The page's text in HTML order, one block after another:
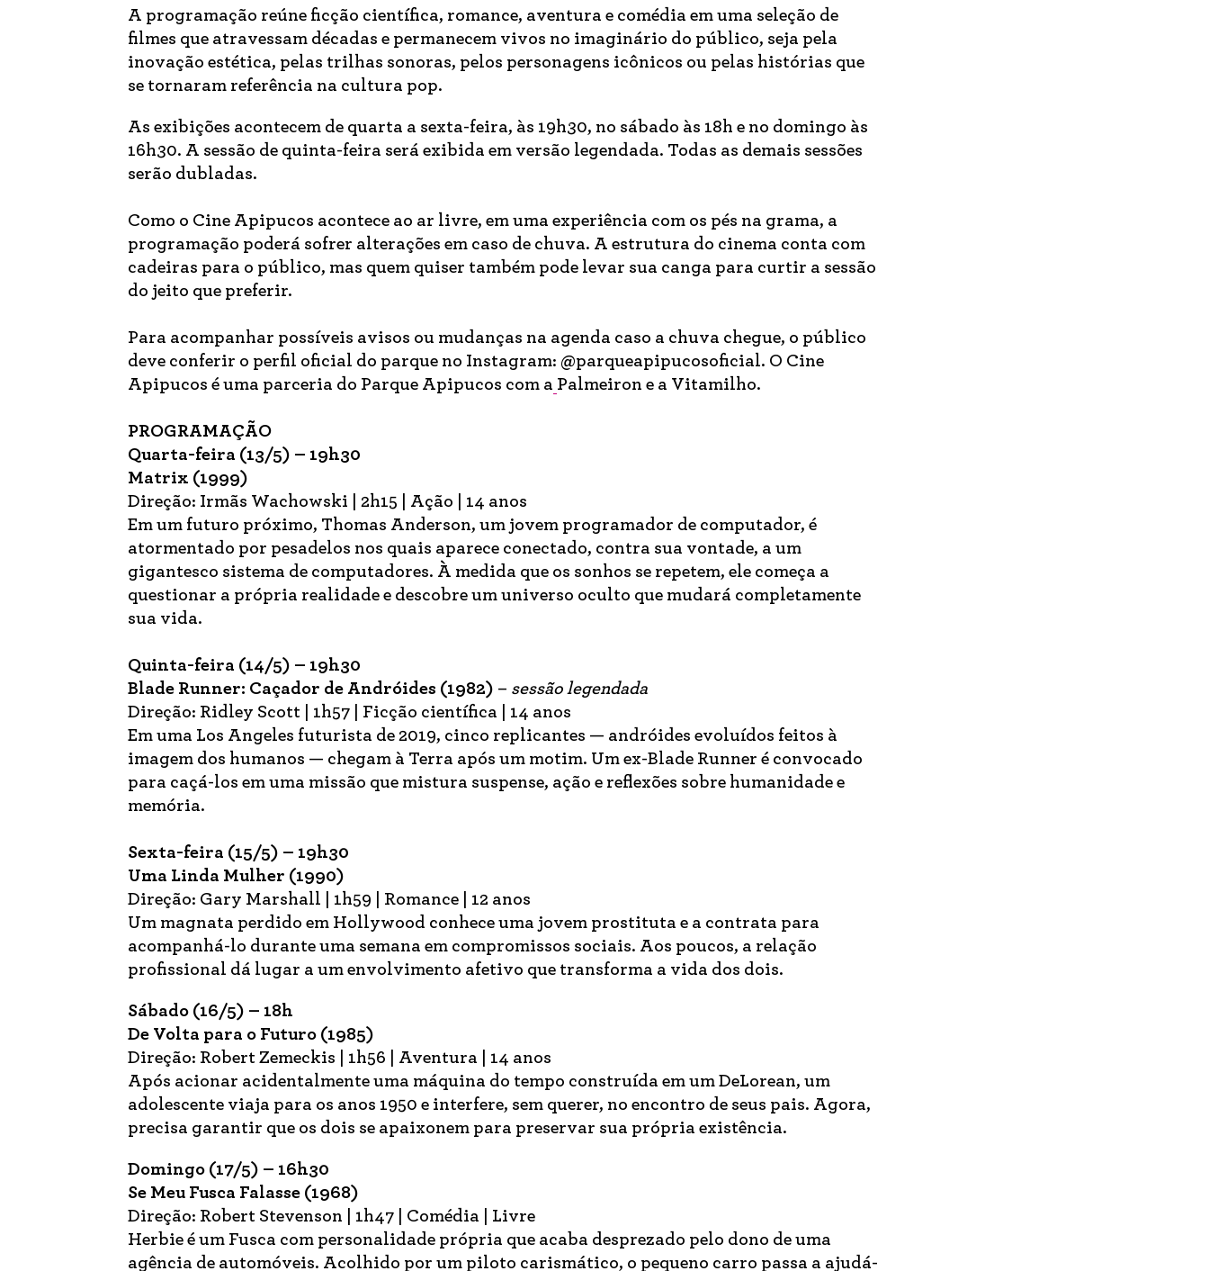
A programação reúne ficção científica, romance, aventura e comédia em uma seleção de
filmes que atravessam décadas e permanecem vivos no imaginário do público, seja pela
inovação estética, pelas trilhas sonoras, pelos personagens icônicos ou pelas histórias que
se tornaram referência na cultura pop.
As exibições acontecem de quarta a sexta-feira, às 19h30, no sábado às 18h e no domingo às
16h30. A sessão de quinta-feira será exibida em versão legendada. Todas as demais sessões
serão dubladas.
Como o Cine Apipucos acontece ao ar livre, em uma experiência com os pés na grama, a
programação poderá sofrer alterações em caso de chuva. A estrutura do cinema conta com
cadeiras para o público, mas quem quiser também pode levar sua canga para curtir a sessão
do jeito que preferir.
Para acompanhar possíveis avisos ou mudanças na agenda caso a chuva chegue, o público
deve conferir o perfil oficial do parque no Instagram: @parqueapipucosoficial. O Cine
Apipucos é uma parceria do Parque Apipucos com a Palmeiron e a Vitamilho.
PROGRAMAÇÃO
Quarta-feira (13/5) – 19h30
Matrix (1999)
Direção: Irmãs Wachowski | 2h15 | Ação | 14 anos
Em um futuro próximo, Thomas Anderson, um jovem programador de computador, é
atormentado por pesadelos nos quais aparece conectado, contra sua vontade, a um
gigantesco sistema de computadores. À medida que os sonhos se repetem, ele começa a
questionar a própria realidade e descobre um universo oculto que mudará completamente
sua vida.
Quinta-feira (14/5) – 19h30
Blade Runner: Caçador de Andróides (1982) – sessão legendada
Direção: Ridley Scott | 1h57 | Ficção científica | 14 anos
Em uma Los Angeles futurista de 2019, cinco replicantes — andróides evoluídos feitos à
imagem dos humanos — chegam à Terra após um motim. Um ex-Blade Runner é convocado
para caçá-los em uma missão que mistura suspense, ação e reflexões sobre humanidade e
memória.
Sexta-feira (15/5) – 19h30
Uma Linda Mulher (1990)
Direção: Gary Marshall | 1h59 | Romance | 12 anos
Um magnata perdido em Hollywood conhece uma jovem prostituta e a contrata para
acompanhá-lo durante uma semana em compromissos sociais. Aos poucos, a relação
profissional dá lugar a um envolvimento afetivo que transforma a vida dos dois.
Sábado (16/5) – 18h
De Volta para o Futuro (1985)
Direção: Robert Zemeckis | 1h56 | Aventura | 14 anos
Após acionar acidentalmente uma máquina do tempo construída em um DeLorean, um
adolescente viaja para os anos 1950 e interfere, sem querer, no encontro de seus pais. Agora,
precisa garantir que os dois se apaixonem para preservar sua própria existência.
Domingo (17/5) – 16h30
Se Meu Fusca Falasse (1968)
Direção: Robert Stevenson | 1h47 | Comédia | Livre
Herbie é um Fusca com personalidade própria que acaba desprezado pelo dono de uma
agência de automóveis. Acolhido por um piloto carismático, o pequeno carro passa a ajudá-